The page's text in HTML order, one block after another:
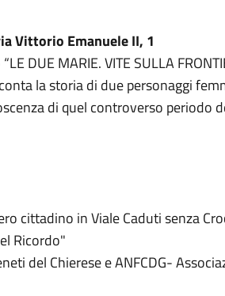
Vittorio Emanuele II, 1
DUE MARIE. VITE SULLA
la storia di due personaggi
di quel controverso periodo
cittadino in Viale Caduti senza
Ricordo"
del Chierese e ANFCDG-